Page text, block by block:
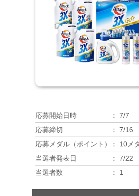
応募開始日時
7/7
応募締切
7/16
応募メダル（ポイント）
10メ
当選者発表日
7/22
当選者数
1